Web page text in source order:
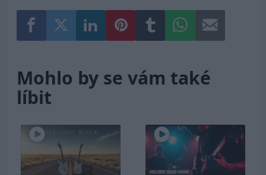
Mohlo by se vám také
líbit